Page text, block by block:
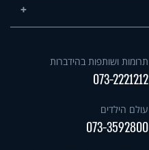
תרומות ושותפות בהידברות
073-2221212
עולם הילדים
073-3592800